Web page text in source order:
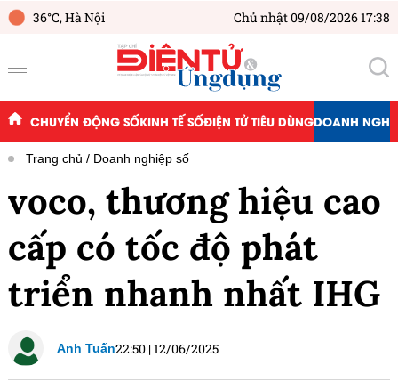
36°C,Hà Nội Chủ nhật 09/08/2026 17:38
CHUYỂN ĐỘNG SỐKINH TẾ SỐĐIỆN TỬ TIÊU DÙNGDOANH
Trang chủ Doanh nghiệp số
voco, thương hiệu cao
cấp có tốc độ phát
triển nhanh nhất IHG
Anh Tuấn22:50 |12/06/2025